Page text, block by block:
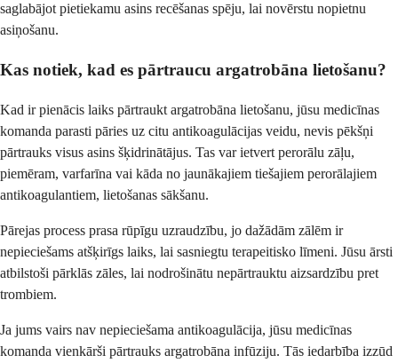
saglabājot pietiekamu asins recēšanas spēju, lai novērstu nopietnu
asiņošanu.
Kas notiek, kad es pārtraucu argatrobāna lietošanu?
Kad ir pienācis laiks pārtraukt argatrobāna lietošanu, jūsu medicīnas
komanda parasti pāries uz citu antikoagulācijas veidu, nevis pēkšņi
pārtrauks visus asins šķidrinātājus. Tas var ietvert perorālu zāļu,
piemēram, varfarīna vai kāda no jaunākajiem tiešajiem perorālajiem
antikoagulantiem, lietošanas sākšanu.
Pārejas process prasa rūpīgu uzraudzību, jo dažādām zālēm ir
nepieciešams atšķirīgs laiks, lai sasniegtu terapeitisko līmeni. Jūsu ārsti
atbilstoši pārklās zāles, lai nodrošinātu nepārtrauktu aizsardzību pret
trombiem.
Ja jums vairs nav nepieciešama antikoagulācija, jūsu medicīnas
komanda vienkārši pārtrauks argatrobāna infūziju. Tās iedarbība izzūd